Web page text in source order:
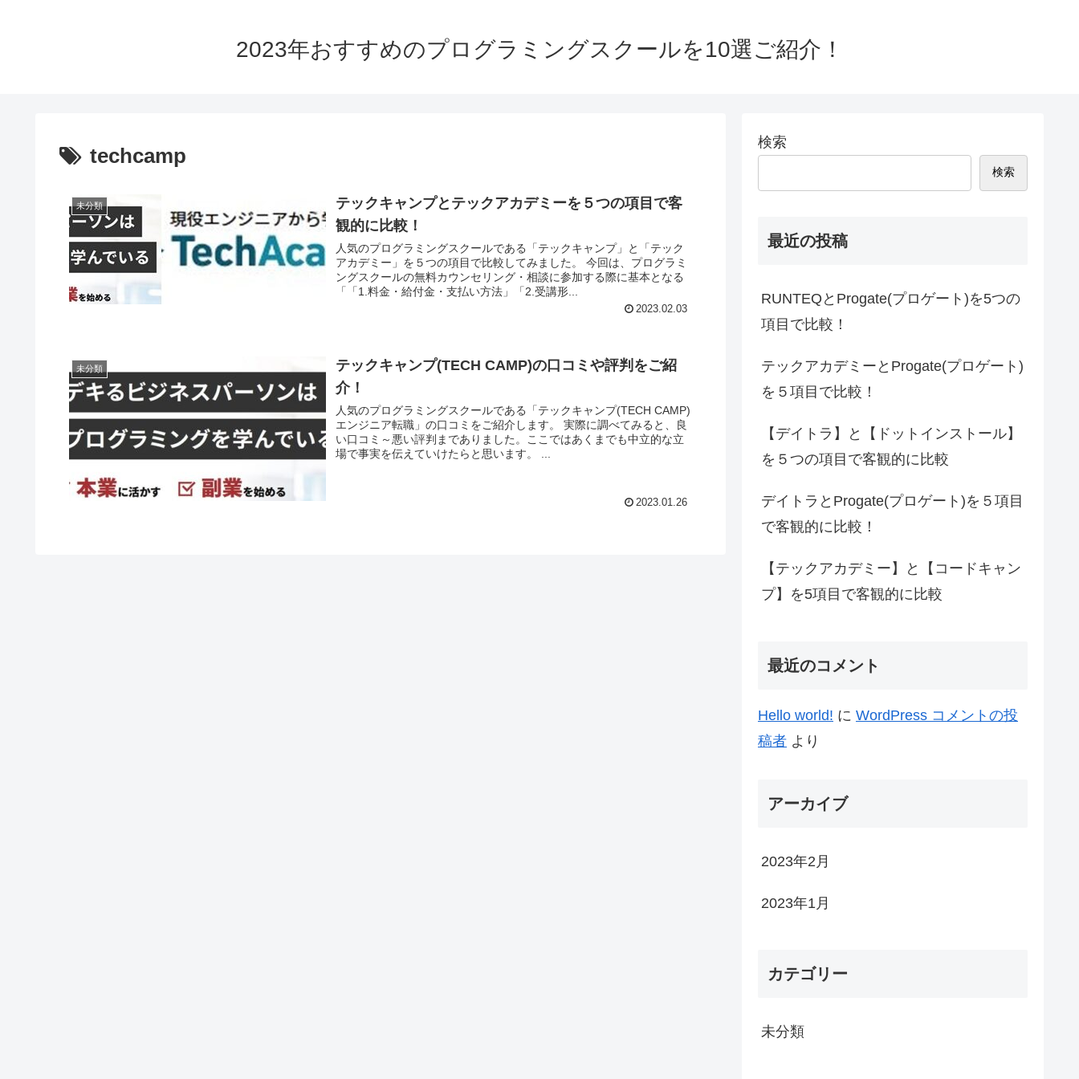
2023年おすすめのプログラミングスクールを10選ご紹介！
techcamp
未分類
テックキャンプとテックアカデミーを５つの項目で客
観的に比較！
人気のプログラミングスクールである「テックキャンプ」と「テック
アカデミー」を５つの項目で比較してみました。 今回は、プログラミ
ングスクールの無料カウンセリング・相談に参加する際に基本となる
「「1.料金・給付金・支払い方法」「2.受講形...
2023.02.03
未分類
テックキャンプ(TECH CAMP)の口コミや評判をご紹
介！
人気のプログラミングスクールである「テックキャンプ(TECH CAMP)
エンジニア転職」の口コミをご紹介します。 実際に調べてみると、良
い口コミ～悪い評判までありました。ここではあくまでも中立的な立
場で事実を伝えていけたらと思います。 ...
2023.01.26
検索
検索
最近の投稿
RUNTEQとProgate(プロゲート)を5つの
項目で比較！
テックアカデミーとProgate(プロゲート)
を５項目で比較！
【デイトラ】と【ドットインストール】
を５つの項目で客観的に比較
デイトラとProgate(プロゲート)を５項目
で客観的に比較！
【テックアカデミー】と【コードキャン
プ】を5項目で客観的に比較
最近のコメント
Hello world! に WordPress コメントの投
稿者 より
アーカイブ
2023年2月
2023年1月
カテゴリー
未分類